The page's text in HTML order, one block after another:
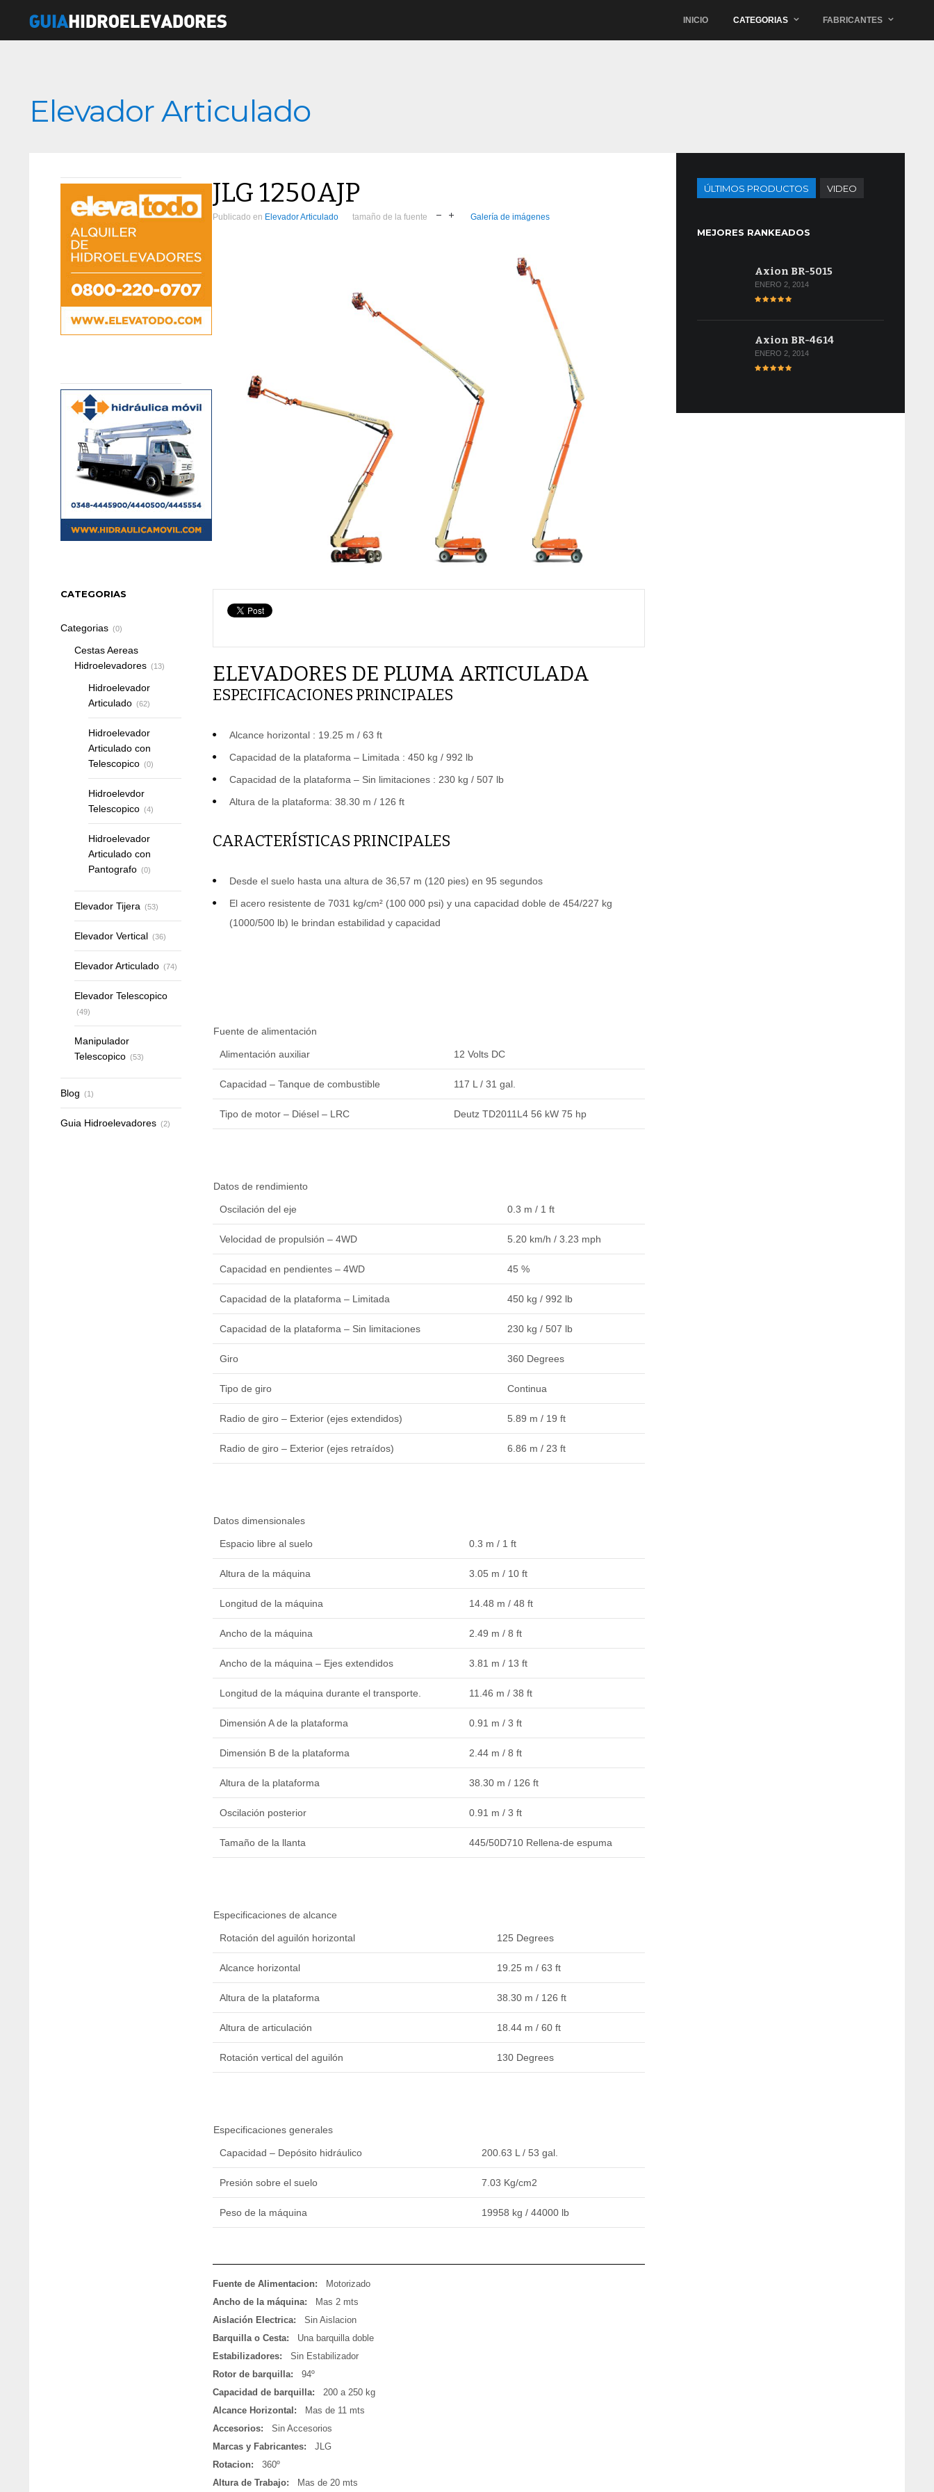
INICIO CATEGORIAS FABRICANTES
Elevador Articulado
JLG 1250AJP
Publicado en Elevador Articulado tamaño de la fuente Galería de imágenes
ELEVADORES DE PLUMA ARTICULADA
ESPECIFICACIONES PRINCIPALES
Alcance horizontal : 19.25 m / 63 ft
Capacidad de la plataforma – Limitada : 450 kg / 992 lb
Capacidad de la plataforma – Sin limitaciones : 230 kg / 507 lb
Altura de la plataforma: 38.30 m / 126 ft
CARACTERÍSTICAS PRINCIPALES
Desde el suelo hasta una altura de 36,57 m (120 pies) en 95 segundos
El acero resistente de 7031 kg/cm² (100 000 psi) y una capacidad doble de 454/227 kg
(1000/500 lb) le brindan estabilidad y capacidad
Fuente de alimentación
Alimentación auxiliar 12 Volts DC
Capacidad – Tanque de combustible 117 L / 31 gal.
Tipo de motor – Diésel – LRC Deutz TD2011L4 56 kW 75 hp
Datos de rendimiento
Oscilación del eje 0.3 m / 1 ft
Velocidad de propulsión – 4WD 5.20 km/h / 3.23 mph
Capacidad en pendientes – 4WD 45 %
Capacidad de la plataforma – Limitada 450 kg / 992 lb
Capacidad de la plataforma – Sin limitaciones 230 kg / 507 lb
Giro 360 Degrees
Tipo de giro Continua
Radio de giro – Exterior (ejes extendidos) 5.89 m / 19 ft
Radio de giro – Exterior (ejes retraídos) 6.86 m / 23 ft
Datos dimensionales
Espacio libre al suelo 0.3 m / 1 ft
Altura de la máquina 3.05 m / 10 ft
Longitud de la máquina 14.48 m / 48 ft
Ancho de la máquina 2.49 m / 8 ft
Ancho de la máquina – Ejes extendidos 3.81 m / 13 ft
Longitud de la máquina durante el transporte. 11.46 m / 38 ft
Dimensión A de la plataforma 0.91 m / 3 ft
Dimensión B de la plataforma 2.44 m / 8 ft
Altura de la plataforma 38.30 m / 126 ft
Oscilación posterior 0.91 m / 3 ft
Tamaño de la llanta 445/50D710 Rellena-de espuma
Especificaciones de alcance
Rotación del aguilón horizontal 125 Degrees
Alcance horizontal 19.25 m / 63 ft
Altura de la plataforma 38.30 m / 126 ft
Altura de articulación 18.44 m / 60 ft
Rotación vertical del aguilón 130 Degrees
Especificaciones generales
Capacidad – Depósito hidráulico 200.63 L / 53 gal.
Presión sobre el suelo 7.03 Kg/cm2
Peso de la máquina 19958 kg / 44000 lb
Fuente de Alimentacion:
Motorizado
Ancho de la máquina:
Mas 2 mts
Aislación Electrica:
Sin Aislacion
Barquilla o Cesta:
Una barquilla doble
Estabilizadores:
Sin Estabilizador
Rotor de barquilla:
94º
Capacidad de barquilla:
200 a 250 kg
Alcance Horizontal:
Mas de 11 mts
Accesorios:
Sin Accesorios
Marcas y Fabricantes:
JLG
Rotacion:
360º
Altura de Trabajo:
Mas de 20 mts
ÚLTIMOS PRODUCTOS VIDEO
MEJORES RANKEADOS
Axion BR-5015
ENERO 2, 2014
Axion BR-4614
ENERO 2, 2014
CATEGORIAS
Categorias (0)
Cestas Aereas
Hidroelevadores (13)
Hidroelevador
Articulado (62)
Hidroelevador
Articulado con
Telescopico (0)
Hidroelevdor
Telescopico (4)
Hidroelevador
Articulado con
Pantografo (0)
Elevador Tijera (53)
Elevador Vertical (36)
Elevador Articulado (74)
Elevador Telescopico
(49)
Manipulador
Telescopico (53)
Blog (1)
Guia Hidroelevadores (2)